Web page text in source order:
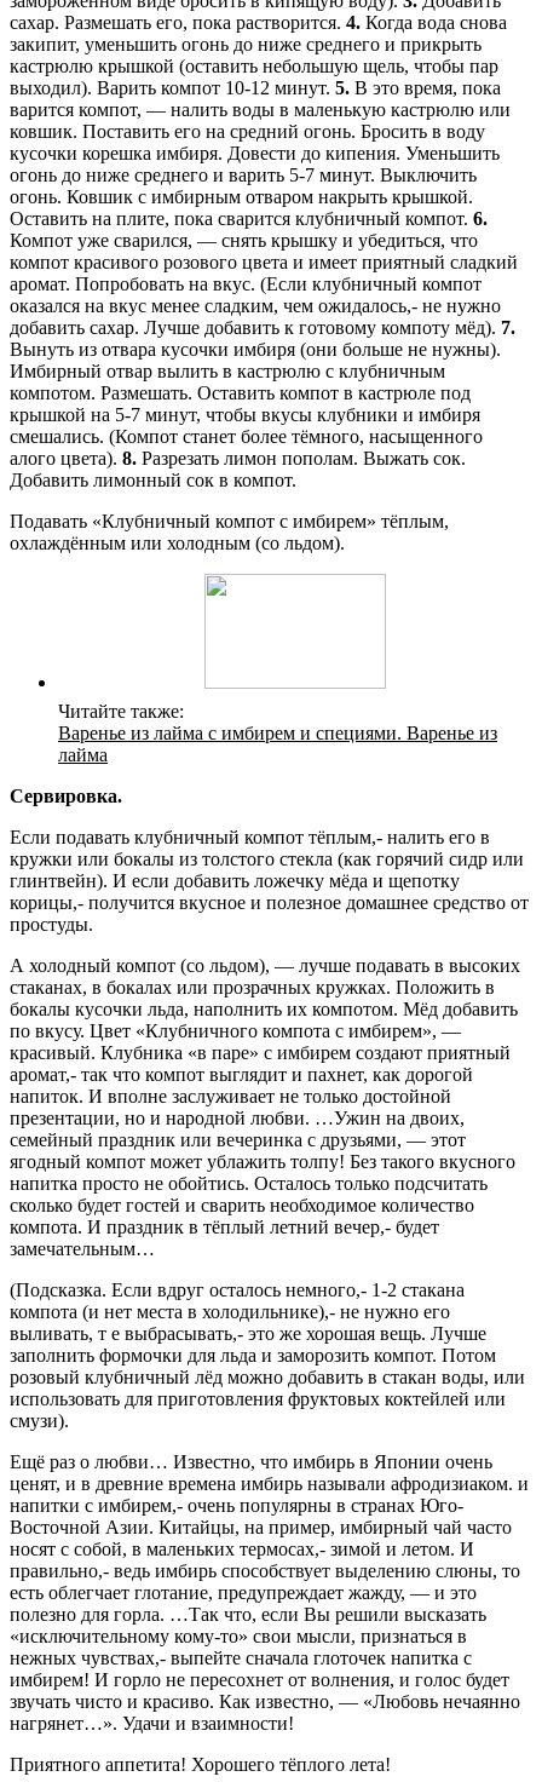
сахар. Размешать его, пока растворится. 4. Когда вода снова
закипит, уменьшить огонь до ниже среднего и прикрыть
кастрюлю крышкой (оставить небольшую щель, чтобы пар
выходил). Варить компот 10-12 минут. 5. В это время, пока
варится компот, — налить воды в маленькую кастрюлю или
ковшик. Поставить его на средний огонь. Бросить в воду
кусочки корешка имбиря. Довести до кипения. Уменьшить
огонь до ниже среднего и варить 5-7 минут. Выключить
огонь. Ковшик с имбирным отваром накрыть крышкой.
Оставить на плите, пока сварится клубничный компот. 6.
Компот уже сварился, — снять крышку и убедиться, что
компот красивого розового цвета и имеет приятный сладкий
аромат. Попробовать на вкус. (Если клубничный компот
оказался на вкус менее сладким, чем ожидалось,- не нужно
добавить сахар. Лучше добавить к готовому компоту мёд). 7.
Вынуть из отвара кусочки имбиря (они больше не нужны).
Имбирный отвар вылить в кастрюлю с клубничным
компотом. Размешать. Оставить компот в кастрюле под
крышкой на 5-7 минут, чтобы вкусы клубники и имбиря
смешались. (Компот станет более тёмного, насыщенного
алого цвета). 8. Разрезать лимон пополам. Выжать сок.
Добавить лимонный сок в компот.
Подавать «Клубничный компот с имбирем» тёплым,
охлаждённым или холодным (со льдом).
Читайте также:
Варенье из лайма с имбирем и специями. Варенье из
лайма
Сервировка.
Если подавать клубничный компот тёплым,- налить его в
кружки или бокалы из толстого стекла (как горячий сидр или
глинтвейн). И если добавить ложечку мёда и щепотку
корицы,- получится вкусное и полезное домашнее средство от
простуды.
А холодный компот (со льдом), — лучше подавать в высоких
стаканах, в бокалах или прозрачных кружках. Положить в
бокалы кусочки льда, наполнить их компотом. Мёд добавить
по вкусу. Цвет «Клубничного компота с имбирем», —
красивый. Клубника «в паре» с имбирем создают приятный
аромат,- так что компот выглядит и пахнет, как дорогой
напиток. И вполне заслуживает не только достойной
презентации, но и народной любви. …Ужин на двоих,
семейный праздник или вечеринка с друзьями, — этот
ягодный компот может ублажить толпу! Без такого вкусного
напитка просто не обойтись. Осталось только подсчитать
сколько будет гостей и сварить необходимое количество
компота. И праздник в тёплый летний вечер,- будет
замечательным…
(Подсказка. Если вдруг осталось немного,- 1-2 стакана
компота (и нет места в холодильнике),- не нужно его
выливать, т е выбрасывать,- это же хорошая вещь. Лучше
заполнить формочки для льда и заморозить компот. Потом
розовый клубничный лёд можно добавить в стакан воды, или
использовать для приготовления фруктовых коктейлей или
смузи).
Ещё раз о любви… Известно, что имбирь в Японии очень
ценят, и в древние времена имбирь называли афродизиаком. и
напитки с имбирем,- очень популярны в странах Юго-
Восточной Азии. Китайцы, на пример, имбирный чай часто
носят с собой, в маленьких термосах,- зимой и летом. И
правильно,- ведь имбирь способствует выделению слюны, то
есть облегчает глотание, предупреждает жажду, — и это
полезно для горла. …Так что, если Вы решили высказать
«исключительному кому-то» свои мысли, признаться в
нежных чувствах,- выпейте сначала глоточек напитка с
имбирем! И горло не пересохнет от волнения, и голос будет
звучать чисто и красиво. Как известно, — «Любовь нечаянно
нагрянет…». Удачи и взаимности!
Приятного аппетита! Хорошего тёплого лета!